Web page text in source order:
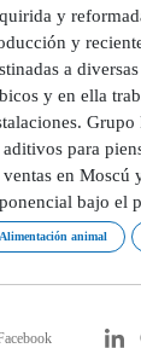
y
y
a
y en ella
aditivos para
ventas en Moscú
bajo el
Alimentación animal